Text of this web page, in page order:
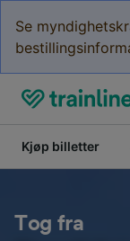
Se
Kjøp billetter
Tog fra